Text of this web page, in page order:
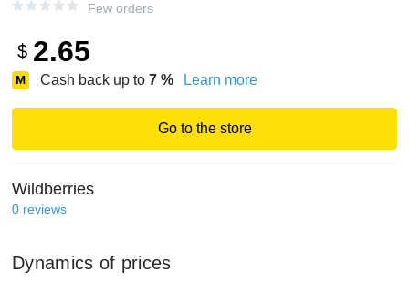
Few orders
$ 2.65
Cash back up to 7 % Learn more
Go to the store
Wildberries
0 reviews
Dynamics of prices